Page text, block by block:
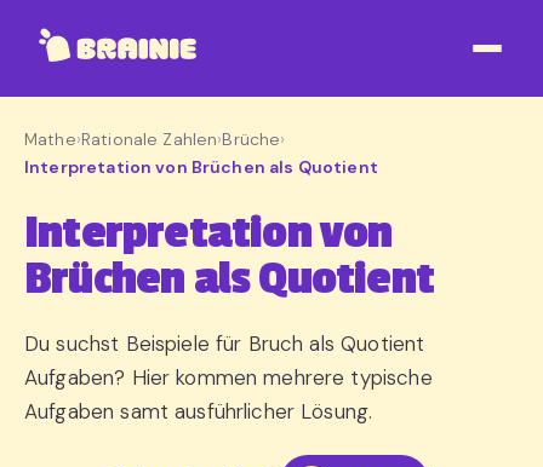
Mathe›Rationale Zahlen›Brüche›
Interpretation von Brüchen als Quotient
Interpretation von
Brüchen als Quotient
Du suchst Beispiele für Bruch als Quotient
Aufgaben? Hier kommen mehrere typische
Aufgaben samt ausführlicher Lösung.